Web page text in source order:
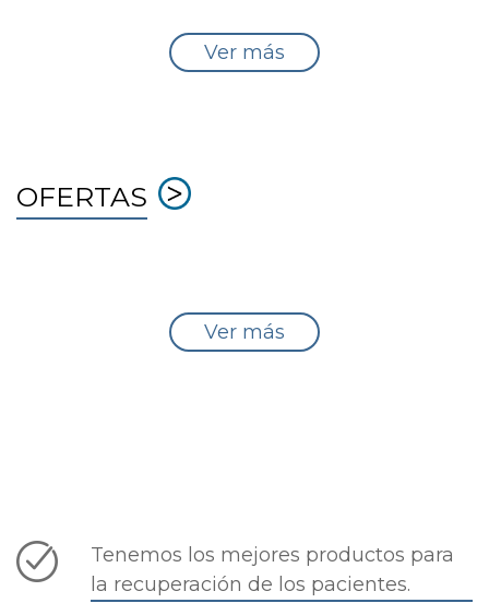
Ver más
OFERTAS
Ver más
Tenemos los mejores productos para
la recuperación de los pacientes.